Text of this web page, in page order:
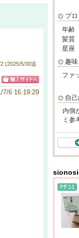
(2025/5/30追
7/6 16:19:29
プ
年齢
髪質
星座
趣味
ファ
自
内側
ミ参